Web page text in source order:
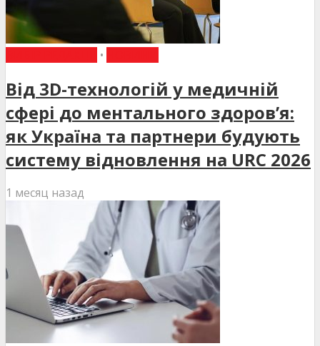
•
Від 3D-технологій у медичній
сфері до ментального здоров’я:
як Україна та партнери будують
систему відновлення на URC 2026
1 месяц назад